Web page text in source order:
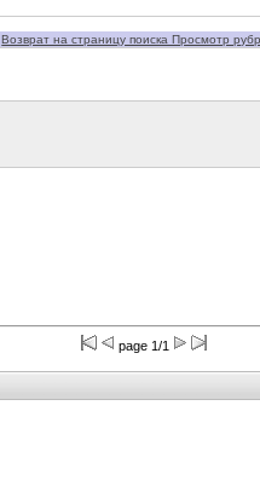
Возврат на страницу поиска Просмотр
page 1/1